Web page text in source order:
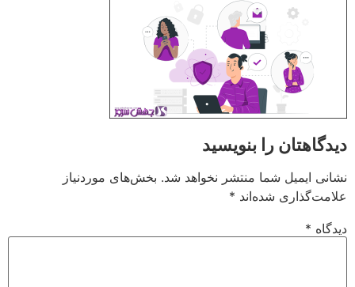
دیدگاهتان را بنویسید
نشانی ایمیل شما منتشر نخواهد شد. بخش‌های موردنیاز
علامت‌گذاری شده‌اند *
دیدگاه *